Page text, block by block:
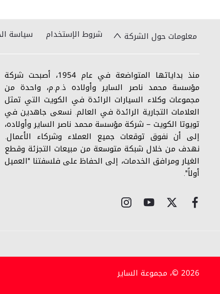
معلومات حول الشركة شروط الإستخدام سياسة
منذ بداياتها المتواضعة في عام 1954، أصبحت شركة
مؤسسة محمد ناصر الساير وأولاده ذ.م.م، واحدة من
مجموعات وكلاء السيارات الرائدة في الكويت التي تمثل
العلامات التجارية الرائدة في العالم. نسعى جاهدين في
تويوتا الكويت – شركة مؤسسة محمد ناصر الساير وأولاده،
إلى أن نفوق توقعات جميع العملاء وشركاء الأعمال.
نهدف من خلال شبكة متوسعة من مبيعات التجزئة وقطع
الغيار ومرافق الخدمات، إلى الحفاظ على فلسفتنا "العميل
أولاً".
2026 ©، مجموعة الساير